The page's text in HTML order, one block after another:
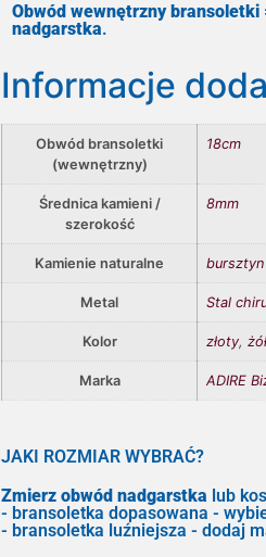
Obwód wewnętrzny bransoletki
nadgarstka.
Informacje
Obwód bransoletki
(wewnętrzny)
18cm
Średnica kamieni /
szerokość
8mm
Kamienie naturalne bursztyn
Metal Stal
Kolor złoty,
Marka ADIRE
JAKI ROZMIAR WYBRAĆ?
Zmierz obwód nadgarstka lub
- bransoletka dopasowana -
- bransoletka luźniejsza - dodaj